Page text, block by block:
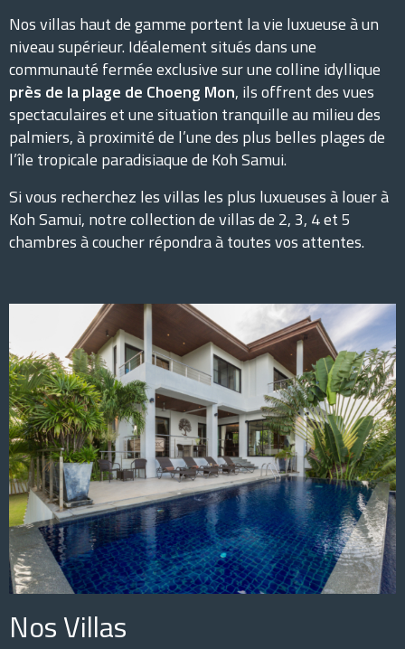
Nos villas haut de gamme portent la vie luxueuse à un
niveau supérieur. Idéalement situés dans une
communauté fermée exclusive sur une colline idyllique
près de la plage de Choeng Mon, ils offrent des vues
spectaculaires et une situation tranquille au milieu des
palmiers, à proximité de l’une des plus belles plages de
l’île tropicale paradisiaque de Koh Samui.
Si vous recherchez les villas les plus luxueuses à louer à
Koh Samui, notre collection de villas de 2, 3, 4 et 5
chambres à coucher répondra à toutes vos attentes.
Nos Villas